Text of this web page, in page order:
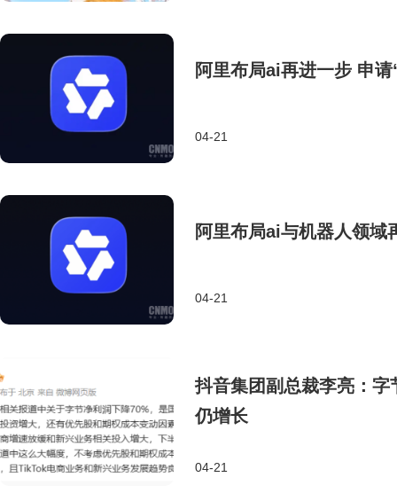
阿里布局ai再进一步 申
04-21
阿里布局ai与机器人领域
04-21
抖音集团副总裁李亮：
仍增长
04-21